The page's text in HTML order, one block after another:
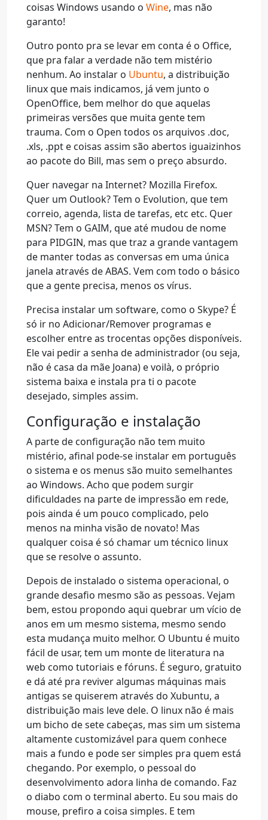
coisas Windows usando o Wine, mas não
garanto!
Outro ponto pra se levar em conta é o Office,
que pra falar a verdade não tem mistério
nenhum. Ao instalar o Ubuntu, a distribuição
linux que mais indicamos, já vem junto o
OpenOffice, bem melhor do que aquelas
primeiras versões que muita gente tem
trauma. Com o Open todos os arquivos .doc,
.xls, .ppt e coisas assim são abertos iguaizinhos
ao pacote do Bill, mas sem o preço absurdo.
Quer navegar na Internet? Mozilla Firefox.
Quer um Outlook? Tem o Evolution, que tem
correio, agenda, lista de tarefas, etc etc. Quer
MSN? Tem o GAIM, que até mudou de nome
para PIDGIN, mas que traz a grande vantagem
de manter todas as conversas em uma única
janela através de ABAS. Vem com todo o básico
que a gente precisa, menos os vírus.
Precisa instalar um software, como o Skype? É
só ir no Adicionar/Remover programas e
escolher entre as trocentas opções disponíveis.
Ele vai pedir a senha de administrador (ou seja,
não é casa da mãe Joana) e voilà, o próprio
sistema baixa e instala pra ti o pacote
desejado, simples assim.
Configuração e instalação
A parte de configuração não tem muito
mistério, afinal pode-se instalar em português
o sistema e os menus são muito semelhantes
ao Windows. Acho que podem surgir
dificuldades na parte de impressão em rede,
pois ainda é um pouco complicado, pelo
menos na minha visão de novato! Mas
qualquer coisa é só chamar um técnico linux
que se resolve o assunto.
Depois de instalado o sistema operacional, o
grande desafio mesmo são as pessoas. Vejam
bem, estou propondo aqui quebrar um vício de
anos em um mesmo sistema, mesmo sendo
esta mudança muito melhor. O Ubuntu é muito
fácil de usar, tem um monte de literatura na
web como tutoriais e fóruns. É seguro, gratuito
e dá até pra reviver algumas máquinas mais
antigas se quiserem através do Xubuntu, a
distribuição mais leve dele. O linux não é mais
um bicho de sete cabeças, mas sim um sistema
altamente customizável para quem conhece
mais a fundo e pode ser simples pra quem está
chegando. Por exemplo, o pessoal do
desenvolvimento adora linha de comando. Faz
o diabo com o terminal aberto. Eu sou mais do
mouse, prefiro a coisa simples. E tem